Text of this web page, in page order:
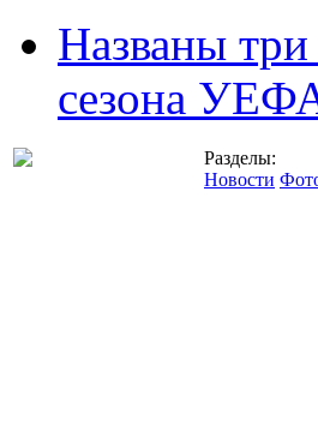
Названы
сезона
Разделы:
Новости